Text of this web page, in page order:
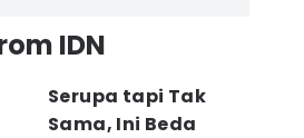
IDN
Serupa tapi Tak
Sama, Ini Beda